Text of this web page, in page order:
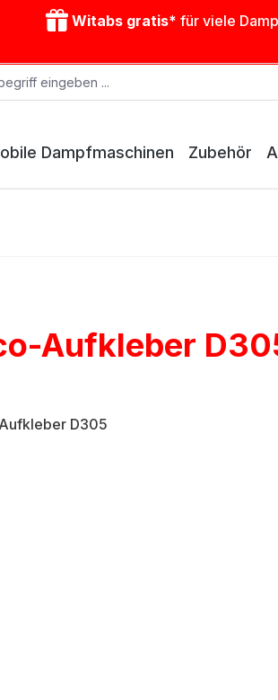
Witabs gratis* für viele
Dampfmaschinen Zubehör
Aufkleber